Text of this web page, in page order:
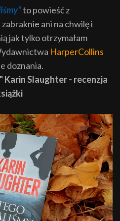
to powieść z
ani na chwilę i
jak tylko otrzymałam
HarperCollins
doznania.
Karin Slaughter - recenzja